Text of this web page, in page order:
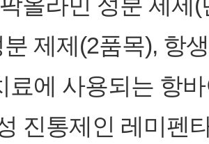
제제(2품목), 항
료에 사용되는 항
진통제인 레미펜